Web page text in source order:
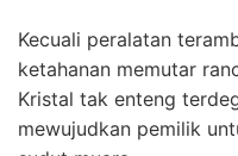
Kecuali peralatan
ketahanan memutar
Kristal tak enteng
mewujudkan pemilik